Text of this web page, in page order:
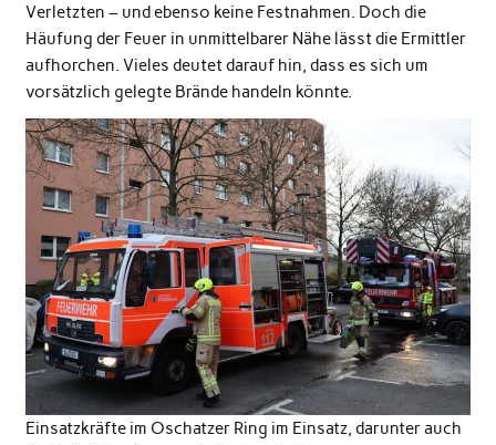
Verletzten – und ebenso keine Festnahmen. Doch die
Häufung der Feuer in unmittelbarer Nähe lässt die Ermittler
aufhorchen. Vieles deutet darauf hin, dass es sich um
vorsätzlich gelegte Brände handeln könnte.
Einsatzkräfte im Oschatzer Ring im Einsatz, darunter auch